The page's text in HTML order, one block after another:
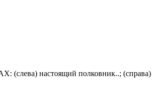
настоящий полковник..; (справа)